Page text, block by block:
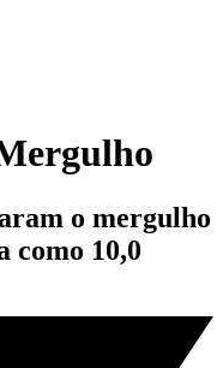
o mergulho
como 10,0